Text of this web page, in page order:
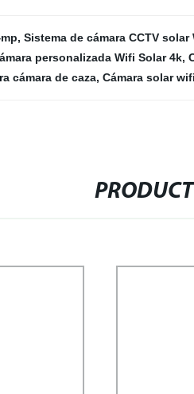
, Sistema de cámara CCTV solar
personalizada Wifi Solar 4k,
cámara de caza, Cámara solar